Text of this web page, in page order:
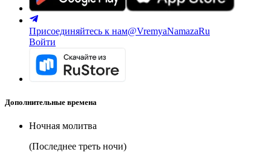
Присоединяйтесь к нам@VremyaNamazaRu
Войти
Дополнительные времена
Ночная молитва
(Последнее треть ночи)